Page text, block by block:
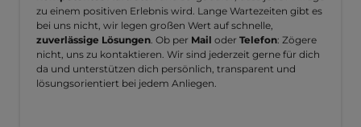
zu einem positiven Erlebnis wird. Lange Wartezeiten gibt es
bei uns nicht, wir legen großen Wert auf schnelle,
zuverlässige Lösungen . Ob per Mail oder Telefon: Zögere
nicht, uns zu kontaktieren. Wir sind jederzeit gerne für dich
da und unterstützen dich persönlich, transparent und
lösungsorientiert bei jedem Anliegen.